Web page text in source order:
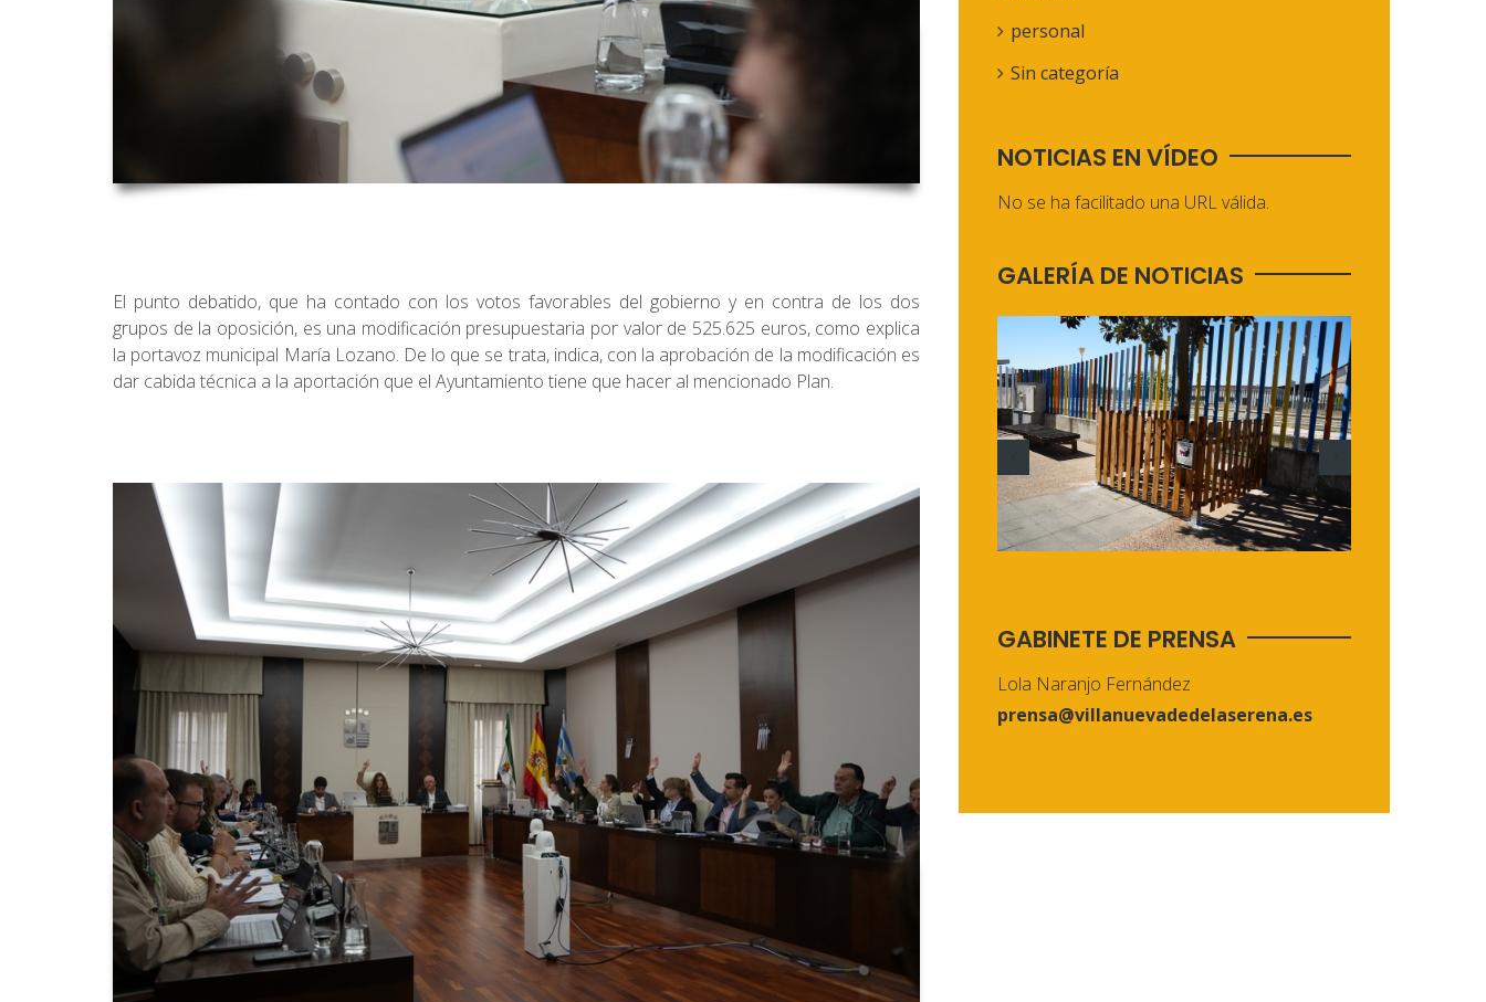
El punto debatido, que ha contado con los votos favorables del gobierno y en contra de los dos
grupos de la oposición, es una modificación presupuestaria por valor de 525.625 euros, como explica
la portavoz municipal María Lozano. De lo que se trata, indica, con la aprobación de la modificación es
dar cabida técnica a la aportación que el Ayuntamiento tiene que hacer al mencionado Plan.
personal
Sin categoría
NOTICIAS EN VÍDEO
No se ha facilitado una URL válida.
GALERÍA DE NOTICIAS
GABINETE DE PRENSA
Lola Naranjo Fernández
prensa@villanuevadedelaserena.es